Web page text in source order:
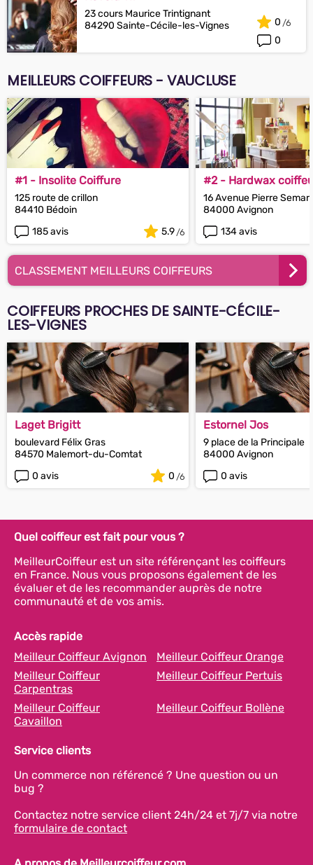
23 cours Maurice Trintignant
84290 Sainte-Cécile-les-Vignes
0
0
MEILLEURS COIFFEURS - VAUCLUSE
#1 - Insolite Coiffure
125 route de crillon
84410 Bédoin
185 avis
5.9
#2 - Hardwax
16 Avenue Pierre
84000 Avignon
134 avis
CLASSEMENT MEILLEURS COIFFEURS
COIFFEURS PROCHES DE SAINTE-CÉCILE-
LES-VIGNES
Laget Brigitt
boulevard Félix Gras
84570 Malemort-du-Comtat
0 avis
0
Estornel Jos
9 place de la Principale
84000 Avignon
0 avis
Quel coiffeur est fait pour vous ?
MeilleurCoiffeur est un site référençant les coiffeurs
en France. Nous vous proposons également de les
évaluer et de les recommander auprès de notre
communauté et de vos amis.
Accès rapide
Meilleur Coiffeur Avignon
Meilleur Coiffeur Orange
Meilleur Coiffeur
Carpentras
Meilleur Coiffeur Pertuis
Meilleur Coiffeur
Cavaillon
Meilleur Coiffeur Bollène
Service clients
Un commerce non référencé ? Une question ou un
bug ?
Contactez notre service client 24h/24 et 7j/7 via notre
formulaire de contact